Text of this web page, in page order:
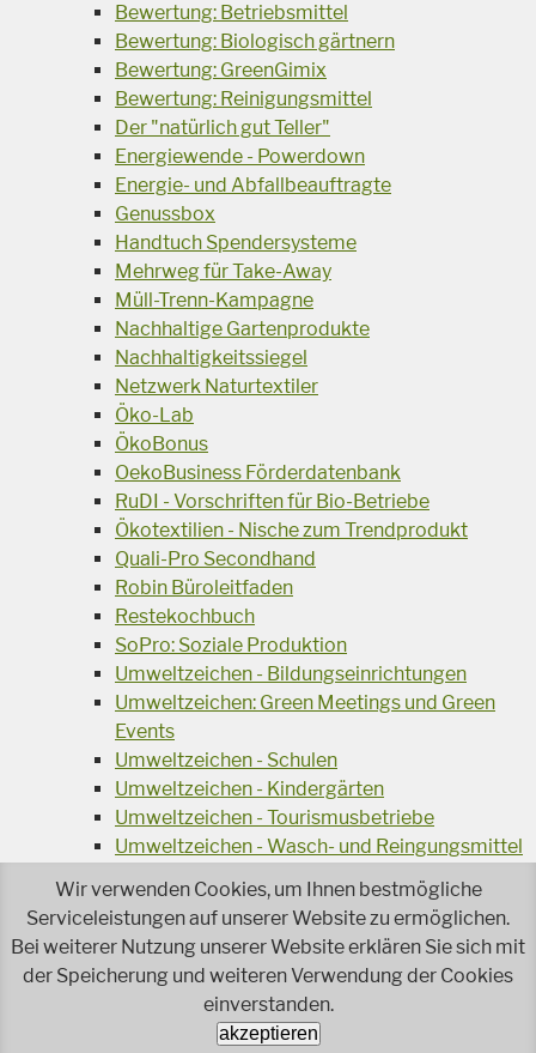
Bewertung: Betriebsmittel
Bewertung: Biologisch gärtnern
Bewertung: GreenGimix
Bewertung: Reinigungsmittel
Der "natürlich gut Teller"
Energiewende - Powerdown
Energie- und Abfallbeauftragte
Genussbox
Handtuch Spendersysteme
Mehrweg für Take-Away
Müll-Trenn-Kampagne
Nachhaltige Gartenprodukte
Nachhaltigkeitssiegel
Netzwerk Naturtextiler
Öko-Lab
ÖkoBonus
OekoBusiness Förderdatenbank
RuDI - Vorschriften für Bio-Betriebe
Ökotextilien - Nische zum Trendprodukt
Quali-Pro Secondhand
Robin Büroleitfaden
Restekochbuch
SoPro: Soziale Produktion
Umweltzeichen - Bildungseinrichtungen
Umweltzeichen: Green Meetings und Green
Events
Umweltzeichen - Schulen
Umweltzeichen - Kindergärten
Umweltzeichen - Tourismusbetriebe
Umweltzeichen - Wasch- und Reingungsmittel
Veranstaltungsreihe Ressourcen-Effizienz
Wiederverwendung von Elektroaltgeräten
Wasser - das Businessgetränk
Wohnprojekt Parcours
Jetzt faire und ökologische Mode kaufen!
Wir verwenden Cookies, um Ihnen bestmögliche
Serviceleistungen auf unserer Website zu ermöglichen.
Bei weiterer Nutzung unserer Website erklären Sie sich mit
der Speicherung und weiteren Verwendung der Cookies
einverstanden.
akzeptieren